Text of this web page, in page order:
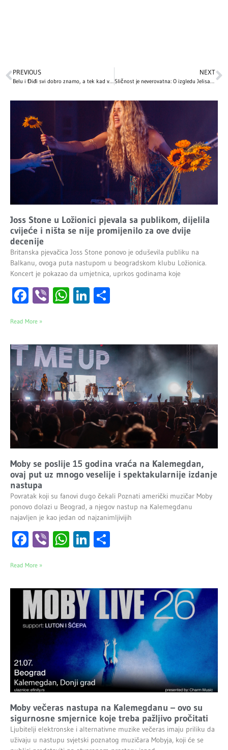
PREVIOUS NEXT
Joss Stone u Ložionici pjevala sa publikom, dijelila
cvijeće i ništa se nije promijenilo za ove dvije
decenije
Britanska pjevačica Joss Stone ponovo je oduševila publiku na
Balkanu, ovoga puta nastupom u beogradskom klubu Ložionica.
Koncert je pokazao da umjetnica, uprkos godinama koje
Facebook
ViberWhatsApp
LinkedIn
Read More »
Moby se poslije 15 godina vraća na Kalemegdan,
ovaj put uz mnogo veselije i spektakularnije izdanje
nastupa
Povratak koji su fanovi dugo čekali Poznati američki muzičar Moby
ponovo dolazi u Beograd, a njegov nastup na Kalemegdanu
najavljen je kao jedan od najzanimljivijih
Facebook
ViberWhatsApp
LinkedIn
Read More »
Moby večeras nastupa na Kalemegdanu – ovo su
sigurnosne smjernice koje treba pažljivo pročitati
Ljubitelji elektronske i alternativne muzike večeras imaju priliku da
uživaju u nastupu svjetski poznatog muzičara Mobyja, koji će se